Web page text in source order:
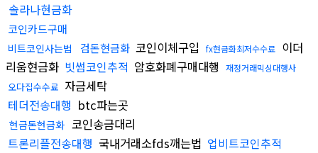
솔라나현금화
코인카드구매
비트코인사는법 검돈현금화 코인이체구입 fx현금화최저수수료 이더
리움현금화 빗썸코인추적 암호화폐구매대행 재정거래믹싱대행사
오다집수수료 자금세탁
테더전송대행 btc파는곳
현금돈현금화 코인송금대리
트론리플전송대행 국내거래소fds깨는법 업비트코인추적